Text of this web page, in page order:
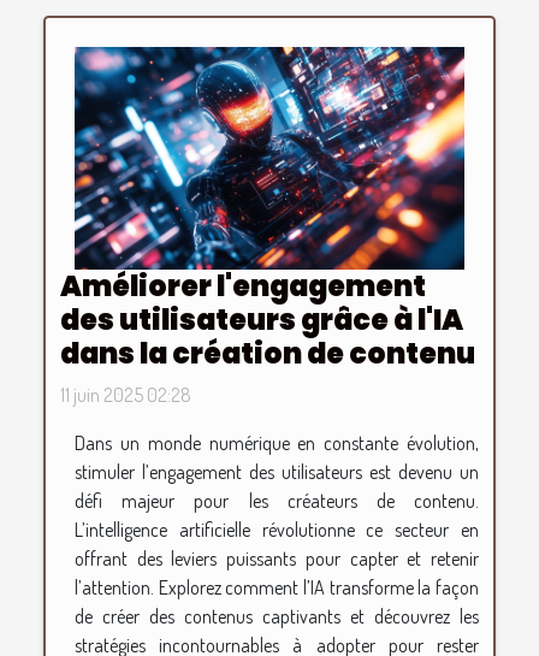
Améliorer l'engagement
des utilisateurs grâce à l'IA
dans la création de contenu
11 juin 2025 02:28
Dans un monde numérique en constante évolution,
stimuler l’engagement des utilisateurs est devenu un
défi majeur pour les créateurs de contenu.
L’intelligence artificielle révolutionne ce secteur en
offrant des leviers puissants pour capter et retenir
l’attention. Explorez comment l’IA transforme la façon
de créer des contenus captivants et découvrez les
stratégies incontournables à adopter pour rester